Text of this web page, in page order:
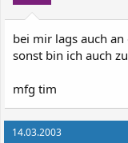
bei mir lags auch
sonst bin ich auch
mfg tim
14.03.2003